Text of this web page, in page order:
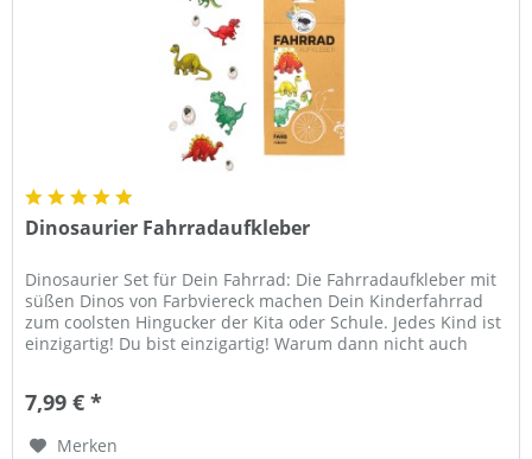
Dinosaurier Fahrradaufkleber
Dinosaurier Set für Dein Fahrrad: Die Fahrradaufkleber mit
süßen Dinos von Farbviereck machen Dein Kinderfahrrad
zum coolsten Hingucker der Kita oder Schule. Jedes Kind ist
einzigartig! Du bist einzigartig! Warum dann nicht auch
7,99 € *
Merken